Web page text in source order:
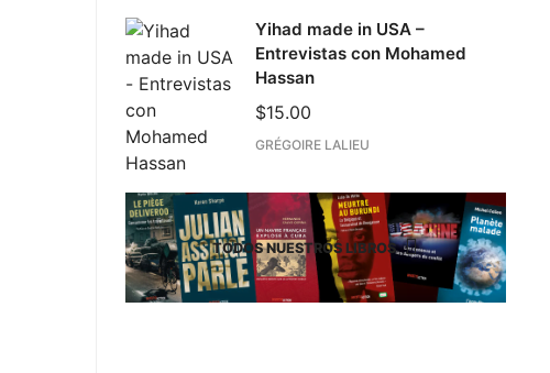
Yihad made in USA –
Entrevistas con Mohamed
Hassan
$15.00
GRÉGOIRE LALIEU
TODOS NUESTROS LIBROS